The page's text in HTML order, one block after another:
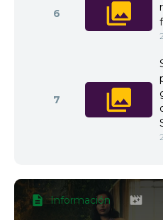
6
7
Información